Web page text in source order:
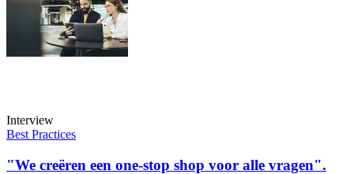
Interview
Best Practices
"We creëren een one-stop shop voor alle vragen".